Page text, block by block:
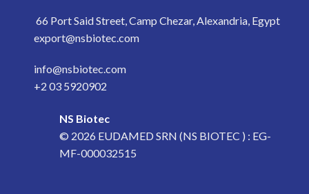
66 Port Said Street, Camp Chezar, Alexandria, Egypt
export@nsbiotec.com
info@nsbiotec.com
+2 03 5920902
NS Biotec
© 2026 EUDAMED SRN (NS BIOTEC ) : EG-
MF-000032515